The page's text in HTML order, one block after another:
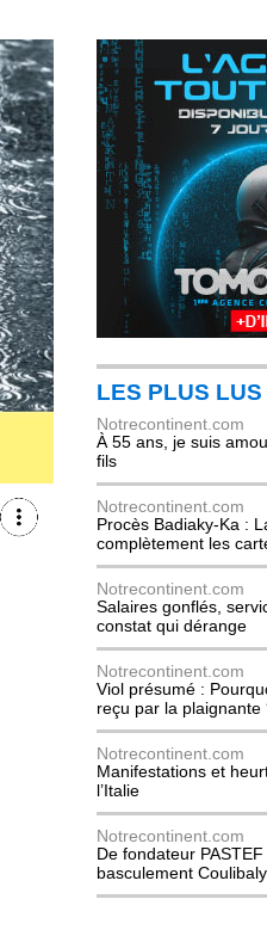
LES PLUS LUS
Notrecontinent.com
À 55 ans, je suis
fils
Notrecontinent.com
Procès Badiaky-Ka :
complètement les
Notrecontinent.com
Salaires gonflés,
constat qui dérange
Notrecontinent.com
Viol présumé :
reçu par la plaignante
Notrecontinent.com
Manifestations et
l’Italie
Notrecontinent.com
De fondateur
basculement Coulibaly